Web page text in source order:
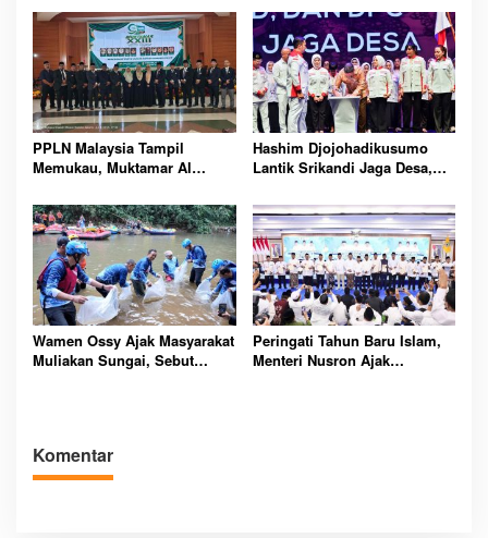
Tamiang Terdampak Bencana
Berpenghasilan Rendah
Seluruh Indonesia
PPLN Malaysia Tampil
Memukau, Muktamar Al
Internasional dan
Persaudaraan Umat
Hashim Djojohadikusumo
Lantik Srikandi Jaga Desa,
Perempuan Bangun
Indonesia dari Desa
Wamen Ossy Ajak Masyarakat
Muliakan Sungai, Sebut
Peringati Tahun Baru Islam,
Menteri Nusron Ajak
Komentar